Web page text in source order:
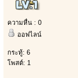
ความหื่น : 0
ออฟไลน์
กระทู้: 6
โพสต์: 1